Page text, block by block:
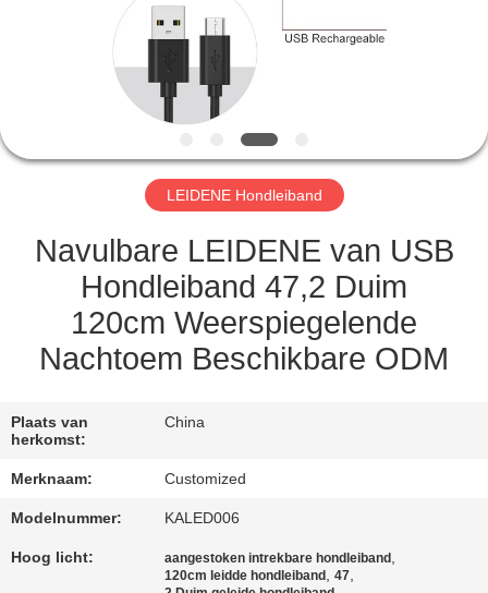
CONTACTEER
VERZOEK
EEN
CITAAT
SITEMAP
PRIVACY
POLICY
LEIDENE Hondleiband
Navulbare LEIDENE van USB
Hondleiband 47,2 Duim
120cm Weerspiegelende
Nachtoem Beschikbare ODM
Plaats van
herkomst:
China
Merknaam: Customized
Modelnummer: KALED006
Hoog licht: aangestoken intrekbare hondleiband ,
120cm leidde hondleiband ,47,